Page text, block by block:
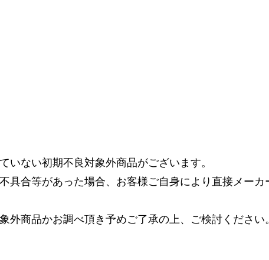
いない初期不良対象外商品がございます。
具合等があった場合、お客様ご自身により直接メー
外商品かお調べ頂き予めご了承の上、ご検討ください。